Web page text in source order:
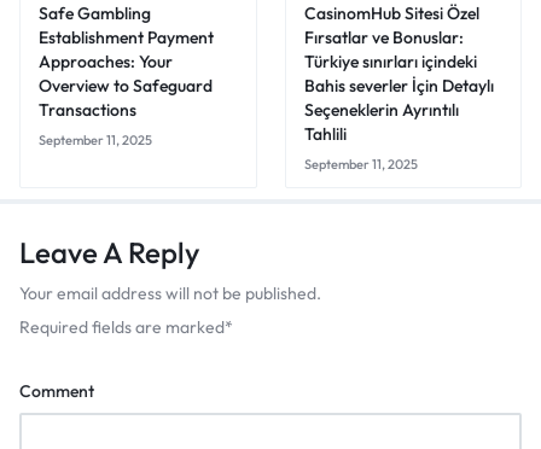
Safe Gambling
Establishment Payment
Approaches: Your
Overview to Safeguard
Transactions
September 11, 2025
CasinomHub Sitesi Özel
Fırsatlar ve Bonuslar:
Türkiye sınırları içindeki
Bahis severler İçin Detaylı
Seçeneklerin Ayrıntılı
Tahlili
September 11, 2025
Leave A Reply
Your email address will not be published.
Required fields are marked*
Comment